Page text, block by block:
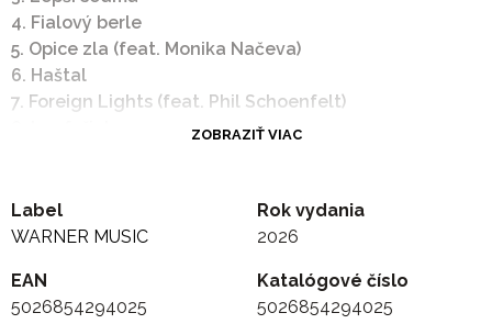
4. Fialový berle
5. Opice zla (feat. Monika Načeva)
6. Haštal
7. Foreign Lights (feat. Phil Schoenfelt)
11. Sólokapr
novinku jasně charakterizoval, už když zadával
napsání textu Foreign lights Philovi Shoenfeltovi: Je
ZOBRAZIŤ VIAC
Label
WARNER MUSIC
Rok vydania
2026
EAN
5026854294025
Katalógové číslo
5026854294025